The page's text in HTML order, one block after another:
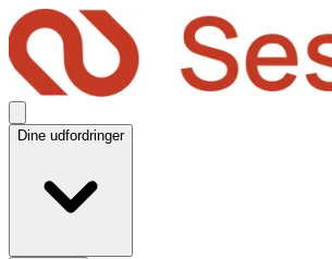
Dine udfordringer